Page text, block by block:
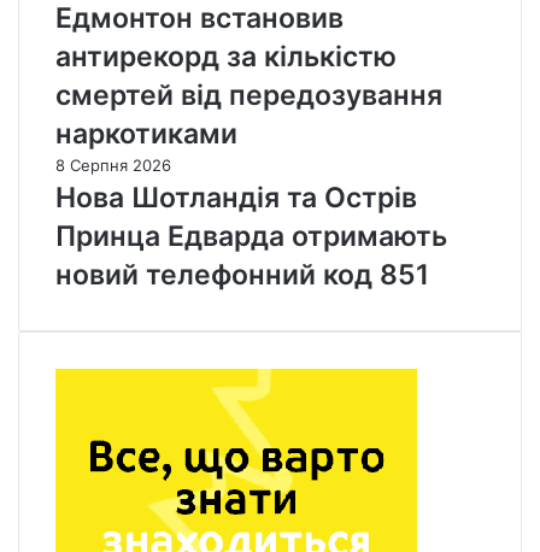
Едмонтон встановив
антирекорд за кількістю
смертей від передозування
наркотиками
8 Серпня 2026
Нова Шотландія та Острів
Принца Едварда отримають
новий телефонний код 851